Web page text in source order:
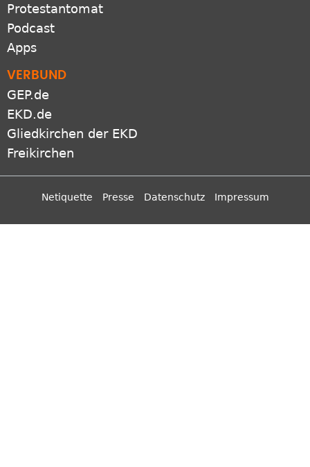
Protestantomat
Podcast
Apps
VERBUND
GEP.de
EKD.de
Gliedkirchen der EKD
Freikirchen
Netiquette Presse Datenschutz Impressum